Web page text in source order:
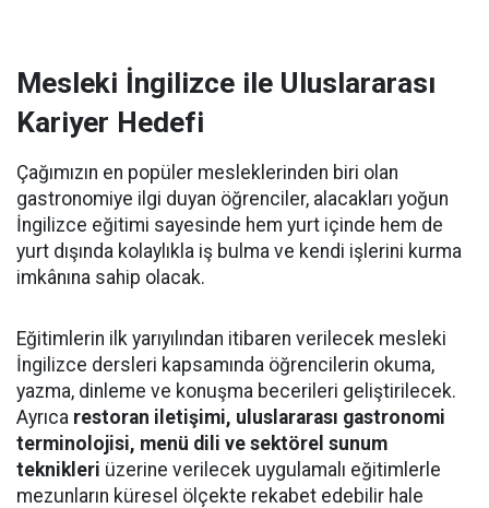
Mesleki İngilizce ile Uluslararası
Kariyer Hedefi
Çağımızın en popüler mesleklerinden biri olan
gastronomiye ilgi duyan öğrenciler, alacakları yoğun
İngilizce eğitimi sayesinde hem yurt içinde hem de
yurt dışında kolaylıkla iş bulma ve kendi işlerini kurma
imkânına sahip olacak.
Eğitimlerin ilk yarıyılından itibaren verilecek mesleki
İngilizce dersleri kapsamında öğrencilerin okuma,
yazma, dinleme ve konuşma becerileri geliştirilecek.
Ayrıca restoran iletişimi, uluslararası gastronomi
terminolojisi, menü dili ve sektörel sunum
teknikleri üzerine verilecek uygulamalı eğitimlerle
mezunların küresel ölçekte rekabet edebilir hale